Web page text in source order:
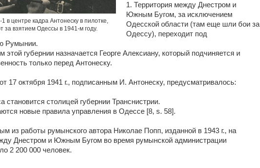
в центре кадра Антонеску в пилотке,
за взятием Одессы в 1941-м году.
1. Территория между Днестром и
Южным Бугом, за исключением
Одесской области (там еще шли бои за
Одессу), переходит под
Румынии.
этой губернии назначается Георге Алексиану, который подчиняется и
только перед Антонеску.
17 октября 1941 г., подписанным И. Антонеску, предусматривалось:
становится столицей губернии Транснистрии.
новые правила управления в Одессе [8, s. 58].
из работы румынского автора Николае Попп, изданной в 1943 г., на
Днестром и Южным Бугом во время румынской администрации
2 200 000 человек.